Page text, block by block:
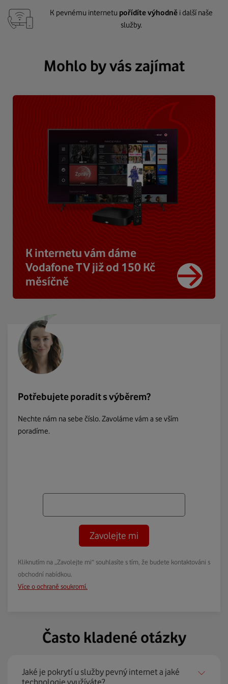
K pevnému internetu pořídíte výhodně i další naše
služby.
Mohlo by vás zajímat
K internetu vám dáme
Vodafone TV již od 150 Kč
měsíčně
Potřebujete poradit s výběrem?
Nechte nám na sebe číslo. Zavoláme vám a se vším
poradíme.
Zavolejte mi
Kliknutím na „Zavolejte mi“ souhlasíte s tím, že budete kontaktováni s
obchodní nabídkou.
Více o ochraně soukromí.
Často kladené otázky
Jaké je pokrytí u služby pevný internet a jaké
technologie využíváte?